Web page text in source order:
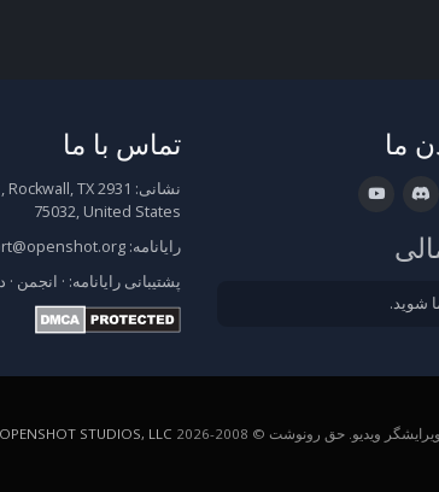
تماس با ما
نشانی:
Rockwall, TX
75032, United States
رایانامه:
پشتیبانی رایانامه: · انجمن ·
ما
شوید.
OPENSHOT STUDIOS, LLC